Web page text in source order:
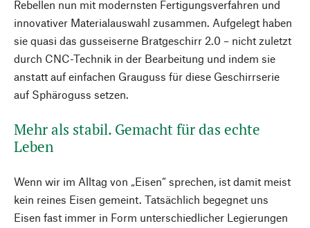
Rebellen nun mit modernsten Fertigungsverfahren und
innovativer Materialauswahl zusammen. Aufgelegt haben
sie quasi das gusseiserne Bratgeschirr 2.0 – nicht zuletzt
durch CNC-Technik in der Bearbeitung und indem sie
anstatt auf einfachen Grauguss für diese Geschirrserie
auf Sphäroguss setzen.
Mehr als stabil. Gemacht für das echte
Leben
Wenn wir im Alltag von „Eisen“ sprechen, ist damit meist
kein reines Eisen gemeint. Tatsächlich begegnet uns
Eisen fast immer in Form unterschiedlicher Legierungen